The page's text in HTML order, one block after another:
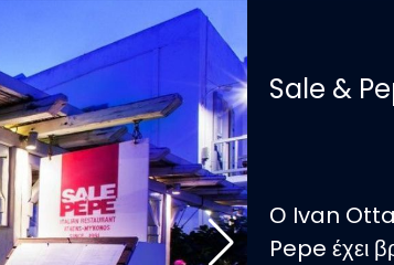
Sale &
Ο Ivan
Pepe έχει